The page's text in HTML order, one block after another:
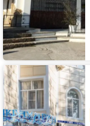
Пансионат
Аквамарин